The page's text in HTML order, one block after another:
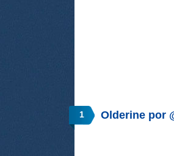
1 Olderine por